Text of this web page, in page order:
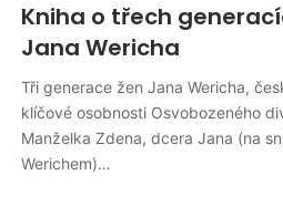
Kniha o třech
Jana Wericha
Tři generace žen Jana Wericha,
klíčové osobnosti Osvobozeného
Manželka Zdena, dcera Jana (na
Werichem)…